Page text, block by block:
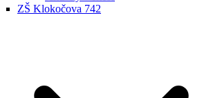
ZŠ Klokočova 742